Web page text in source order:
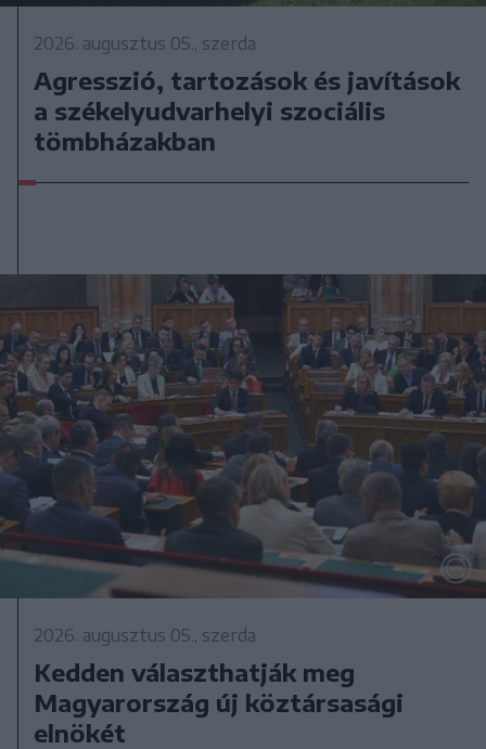
2026. augusztus 05., szerda
Agresszió, tartozások és javítások
a székelyudvarhelyi szociális
tömbházakban
2026. augusztus 05., szerda
Kedden választhatják meg
Magyarország új köztársasági
elnökét